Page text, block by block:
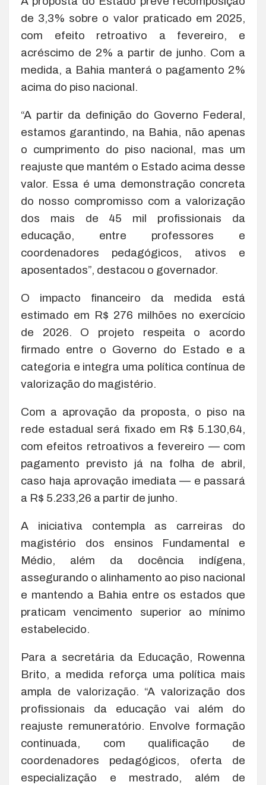
de 3,3% sobre o valor praticado em 2025,
com efeito retroativo a fevereiro, e
acréscimo de 2% a partir de junho. Com a
medida, a Bahia manterá o pagamento 2%
acima do piso nacional.
“A partir da definição do Governo Federal,
estamos garantindo, na Bahia, não apenas
o cumprimento do piso nacional, mas um
reajuste que mantém o Estado acima desse
valor. Essa é uma demonstração concreta
do nosso compromisso com a valorização
dos mais de 45 mil profissionais da
educação, entre professores e
coordenadores pedagógicos, ativos e
aposentados”, destacou o governador.
O impacto financeiro da medida está
estimado em R$ 276 milhões no exercício
de 2026. O projeto respeita o acordo
firmado entre o Governo do Estado e a
categoria e integra uma política contínua de
valorização do magistério.
Com a aprovação da proposta, o piso na
rede estadual será fixado em R$ 5.130,64,
com efeitos retroativos a fevereiro — com
pagamento previsto já na folha de abril,
caso haja aprovação imediata — e passará
a R$ 5.233,26 a partir de junho.
A iniciativa contempla as carreiras do
magistério dos ensinos Fundamental e
Médio, além da docência indígena,
assegurando o alinhamento ao piso nacional
e mantendo a Bahia entre os estados que
praticam vencimento superior ao mínimo
estabelecido.
Para a secretária da Educação, Rowenna
Brito, a medida reforça uma política mais
ampla de valorização. “A valorização dos
profissionais da educação vai além do
reajuste remuneratório. Envolve formação
continuada, com qualificação de
coordenadores pedagógicos, oferta de
especialização e mestrado, além de